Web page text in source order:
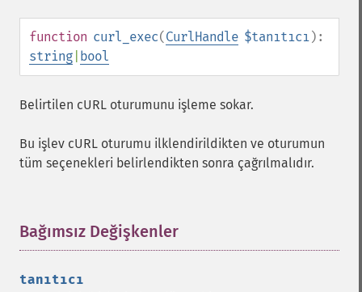
function curl_exec(CurlHandle $tanıtıcı):
string bool
Belirtilen cURL oturumunu işleme sokar.
Bu işlev cURL oturumu ilklendirildikten ve oturumun
tüm seçenekleri belirlendikten sonra çağrılmalıdır.
Bağımsız Değişkenler
tanıtıcı